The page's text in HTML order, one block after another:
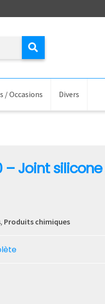
/ Occasions Divers
– Joint
, Produits chimiques